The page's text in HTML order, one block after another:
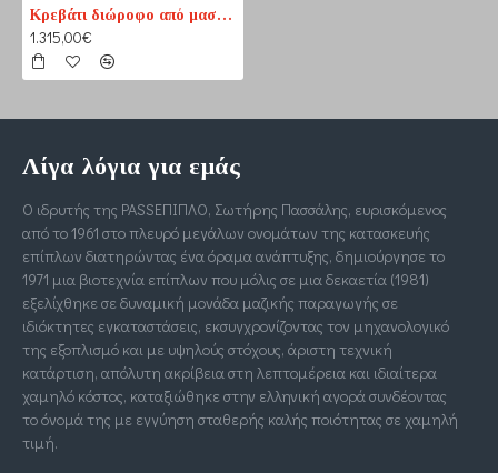
Κρεβάτι διώροφο από μασίφ πεύκο
1.315,00€
Λίγα λόγια για εμάς
Ο ιδρυτής της PASSΕΠΙΠΛΟ, Σωτήρης Πασσάλης, ευρισκόμενος
από το 1961 στο πλευρό μεγάλων ονομάτων της κατασκευής
επίπλων διατηρώντας ένα όραμα ανάπτυξης, δημιούργησε το
1971 μια βιοτεχνία επίπλων που μόλις σε μια δεκαετία (1981)
εξελίχθηκε σε δυναμική μονάδα μαζικής παραγωγής σε
ιδιόκτητες εγκαταστάσεις, εκσυγχρονίζοντας τον μηχανολογικό
της εξοπλισμό και με υψηλούς στόχους, άριστη τεχνική
κατάρτιση, απόλυτη ακρίβεια στη λεπτομέρεια και ιδιαίτερα
χαμηλό κόστος, καταξιώθηκε στην ελληνική αγορά συνδέοντας
το όνομά της με εγγύηση σταθερής καλής ποιότητας σε χαμηλή
τιμή.